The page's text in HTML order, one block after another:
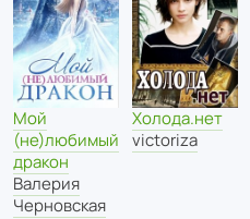
Мой
(не)любимый
дракон
Валерия
Черновская
Холода.нет
victoriza